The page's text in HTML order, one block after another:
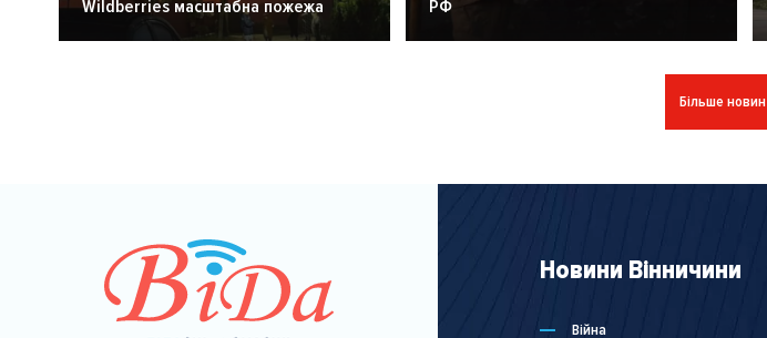
Wildberries масштабна пожежа
РФ
Більше новин
Новини Вінничини
Війна